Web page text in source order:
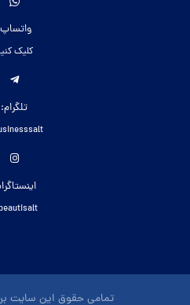
کلیک
تلگرام:
تمامی حقوق این سایت